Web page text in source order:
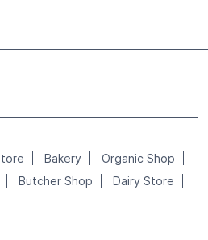
Bakery
Organic Shop
Butcher Shop
Dairy Store